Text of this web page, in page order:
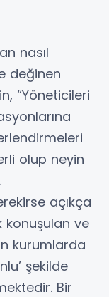
nasıl
değinen
“Yöneticileri
olup neyin
açıkça
konuşulan ve
kurumlarda
şekilde
Bir